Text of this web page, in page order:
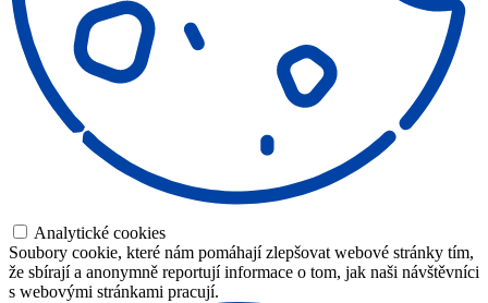
Analytické cookies
Soubory cookie, které nám pomáhají zlepšovat webové stránky tím,
že sbírají a anonymně reportují informace o tom, jak naši návštěvníci
s webovými stránkami pracují.